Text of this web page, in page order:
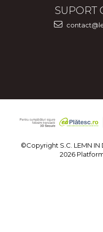
SUPORT
©Copyright S.C. LEMN IN
2026